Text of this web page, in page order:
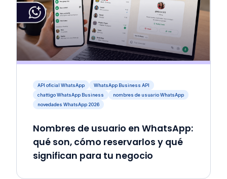
API oficial WhatsApp
WhatsApp Business API
chattigo WhatsApp Business
nombres de usuario WhatsApp
novedades WhatsApp 2026
Nombres de usuario en WhatsApp:
qué son, cómo reservarlos y qué
significan para tu negocio